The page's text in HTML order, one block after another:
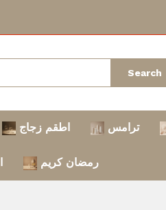
Search
اطقم زجاج ترامس
رمضان كريم